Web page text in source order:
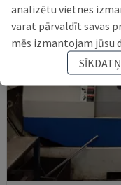
analizētu vietnes
varat pārvaldīt savas
mēs izmantojam jūsu